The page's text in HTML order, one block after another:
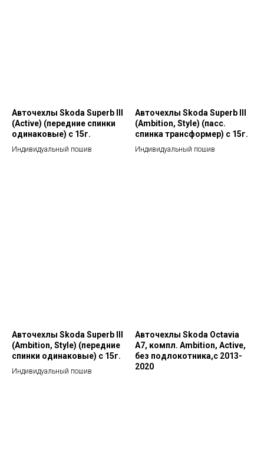
Авточехлы Skoda Superb III
(Active) (передние спинки
одинаковые) c 15г.
Индивидуальный пошив
Авточехлы Skoda Superb III
(Аmbition, Style) (пасс.
спинка трансформер) c 15г.
Индивидуальный пошив
Авточехлы Skoda Superb III
(Аmbition, Style) (передние
спинки одинаковые) c 15г.
Индивидуальный пошив
Авточехлы Skoda Octavia
A7, компл. Ambition, Active,
без подлокотника,с 2013-
2020